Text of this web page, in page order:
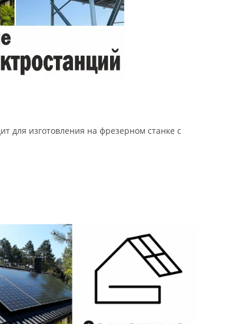
для изготовления на фрезерном станке с